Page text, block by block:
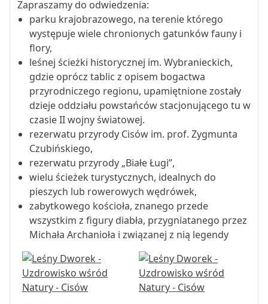
Zapraszamy do odwiedzenia:
parku krajobrazowego, na terenie którego
występuje wiele chronionych gatunków fauny i
flory,
leśnej ścieżki historycznej im. Wybranieckich,
gdzie oprócz tablic z opisem bogactwa
przyrodniczego regionu, upamiętnione zostały
dzieje oddziału powstańców stacjonującego tu w
czasie II wojny światowej.
rezerwatu przyrody Cisów im. prof. Zygmunta
Czubińskiego,
rezerwatu przyrody „Białe Ługi”,
wielu ścieżek turystycznych, idealnych do
pieszych lub rowerowych wędrówek,
zabytkowego kościoła, znanego przede
wszystkim z figury diabła, przygniatanego przez
Michała Archanioła i związanej z nią legendy